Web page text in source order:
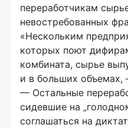
переработчикам
невостребованных
«Нескольким
которых поют
комбината, сырье
и в больших объемах,
— Остальные
сидевшие на
соглашаться на